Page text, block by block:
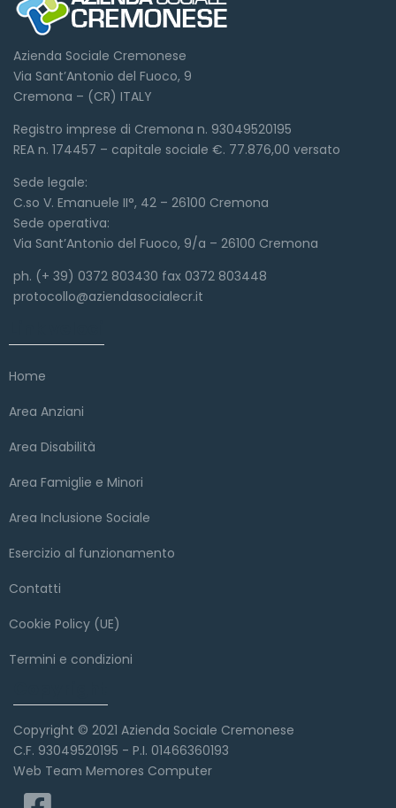
Azienda Sociale Cremonese
Via Sant’Antonio del Fuoco, 9
Cremona – (CR) ITALY
Registro imprese di Cremona n. 93049520195
REA n. 174457 – capitale sociale €. 77.876,00 versato
Sede legale:
C.so V. Emanuele II°, 42 – 26100 Cremona
Sede operativa:
Via Sant’Antonio del Fuoco, 9/a – 26100 Cremona
ph. (+ 39) 0372 803430 fax 0372 803448
protocollo@aziendasocialecr.it
Home
Area Anziani
Area Disabilità
Area Famiglie e Minori
Area Inclusione Sociale
Esercizio al funzionamento
Contatti
Cookie Policy (UE)
Termini e condizioni
Copyright © 2021 Azienda Sociale Cremonese
C.F. 93049520195 - P.I. 01466360193
Web Team Memores Computer